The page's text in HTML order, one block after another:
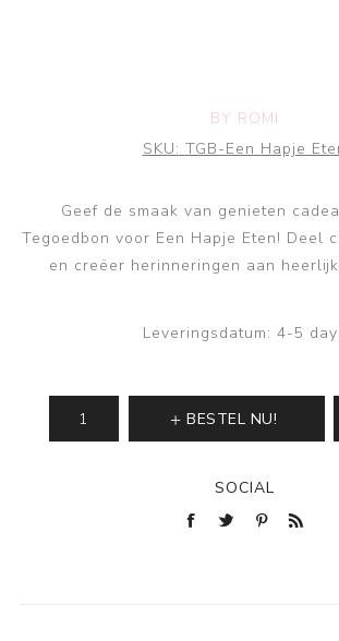
BY ROMI
SKU: TGB-Een Hapje
Geef de smaak van genieten
Tegoedbon voor Een Hapje Eten! Deel
en creëer herinneringen aan
Leveringsdatum: 4-5
BESTEL NU!
SOCIAL